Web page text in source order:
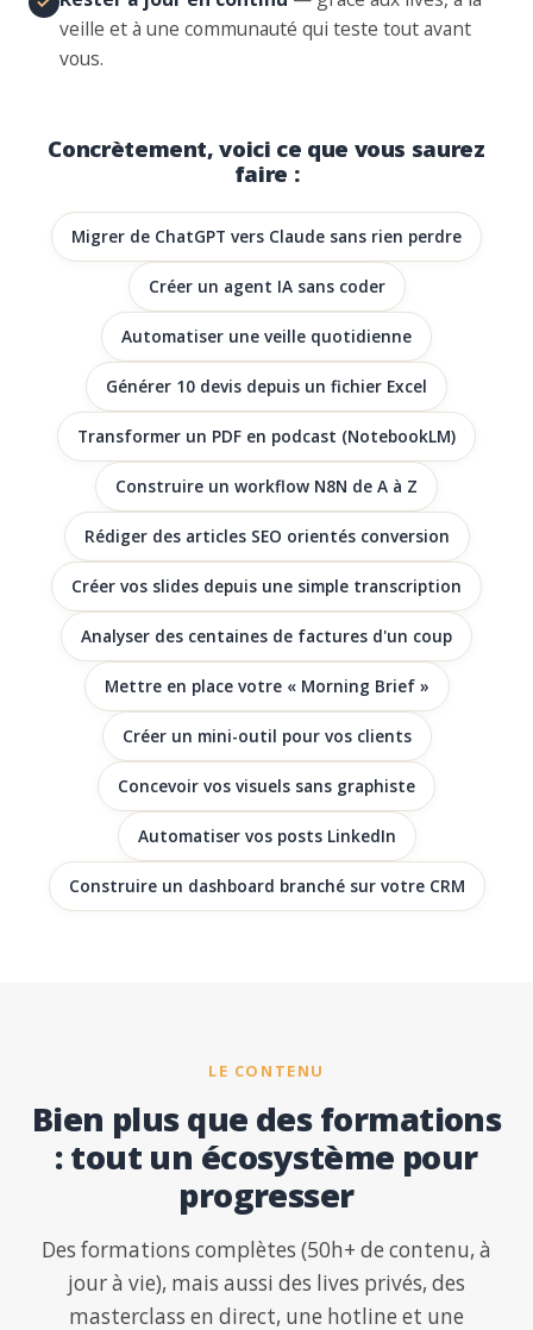
veille et à une communauté qui teste tout avant
vous.
Concrètement, voici ce que vous saurez
faire :
Migrer de ChatGPT vers Claude sans rien perdre
Créer un agent IA sans coder
Automatiser une veille quotidienne
Générer 10 devis depuis un fichier Excel
Transformer un PDF en podcast (NotebookLM)
Construire un workflow N8N de A à Z
Rédiger des articles SEO orientés conversion
Créer vos slides depuis une simple transcription
Analyser des centaines de factures d'un coup
Mettre en place votre « Morning Brief »
Créer un mini-outil pour vos clients
Concevoir vos visuels sans graphiste
Automatiser vos posts LinkedIn
Construire un dashboard branché sur votre CRM
LE CONTENU
Bien plus que des formations
: tout un écosystème pour
progresser
Des formations complètes (50h+ de contenu, à
jour à vie), mais aussi des lives privés, des
masterclass en direct, une hotline et une